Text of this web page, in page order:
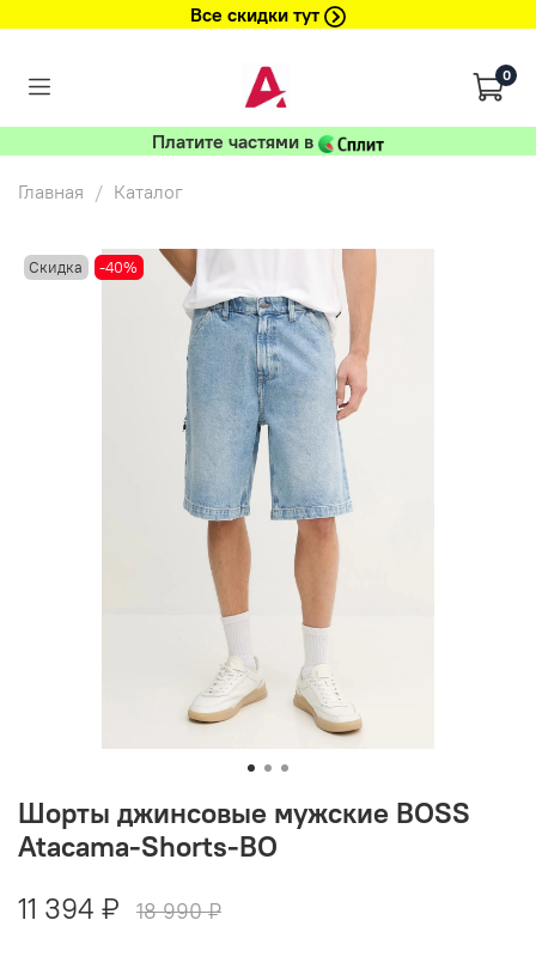
Все скидки тут
0
Платите частями в
Главная Каталог
Скидка -40%
Шорты джинсовые мужские BOSS
Atacama-Shorts-BO
11 394 ₽
18 990 ₽